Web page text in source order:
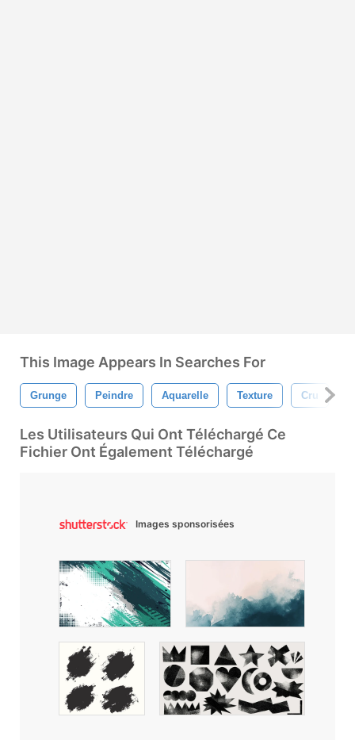
This Image Appears In Searches For
Grunge Peindre Aquarelle Texture Cru
Les Utilisateurs Qui Ont Téléchargé Ce
Fichier Ont Également Téléchargé
Images sponsorisées